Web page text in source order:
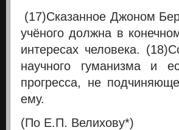
(17)Сказанное Джоном
учёного должна в
интересах человека.
научного гуманизма и
прогресса, не
ему.
(По Е.П. Велихову*)